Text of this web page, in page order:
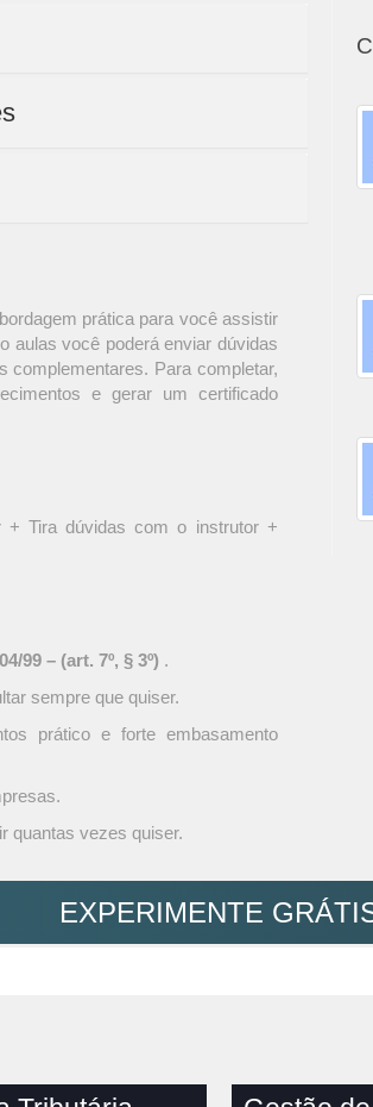
prática para você assistir
aulas você poderá enviar dúvidas
complementares. Para completar,
e gerar um certificado
+ Tira dúvidas com o instrutor +
99 – (art. 7º, § 3º) .
sempre que quiser.
prático e forte embasamento
quantas vezes quiser.
EXPERIMENTE